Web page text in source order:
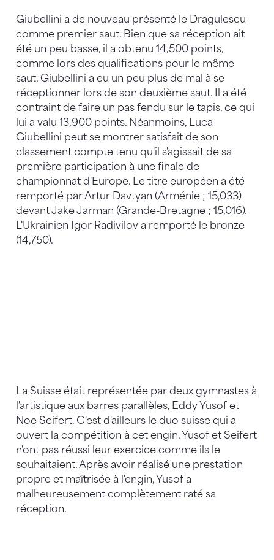
Giubellini a de nouveau présenté le Dragulescu
comme premier saut. Bien que sa réception ait
été un peu basse, il a obtenu 14,500 points,
comme lors des qualifications pour le même
saut. Giubellini a eu un peu plus de mal à se
réceptionner lors de son deuxième saut. Il a été
contraint de faire un pas fendu sur le tapis, ce qui
lui a valu 13,900 points. Néanmoins, Luca
Giubellini peut se montrer satisfait de son
classement compte tenu qu'il s'agissait de sa
première participation à une finale de
championnat d'Europe. Le titre européen a été
remporté par Artur Davtyan (Arménie ; 15,033)
devant Jake Jarman (Grande-Bretagne ; 15,016).
L'Ukrainien Igor Radivilov a remporté le bronze
(14,750).
La Suisse était représentée par deux gymnastes à
l'artistique aux barres parallèles, Eddy Yusof et
Noe Seifert. C'est d'ailleurs le duo suisse qui a
ouvert la compétition à cet engin. Yusof et Seifert
n'ont pas réussi leur exercice comme ils le
souhaitaient. Après avoir réalisé une prestation
propre et maîtrisée à l'engin, Yusof a
malheureusement complètement raté sa
réception.